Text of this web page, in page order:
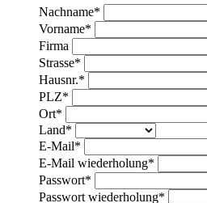
Nachname*
Vorname*
Firma
Strasse*
Hausnr.*
PLZ*
Ort*
Land*
E-Mail*
E-Mail wiederholung*
Passwort*
Passwort wiederholung*